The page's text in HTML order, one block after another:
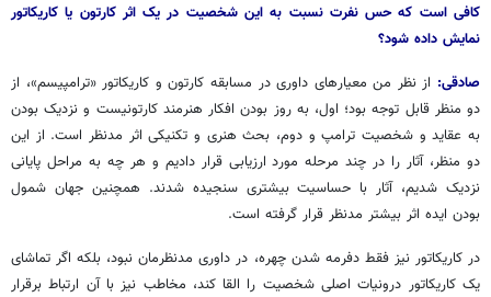
کافی است که حس نفرت نسبت به این شخصیت در یک اثر کارتون یا کاریکاتور
نمایش داده شود؟
صادقی: از نظر من معیارهای داوری در مسابقه کارتون و کاریکاتور «ترامپیسم»، از
دو منظر قابل توجه بود؛ اول، به روز بودن افکار هنرمندکارتونیست و نزدیک بودن
به عقاید و شخصیت ترامپ و دوم، بحث هنری و تکنیکی اثر مدنظر است. از این
دو منظر، آثار را در چند مرحله مورد ارزیابی قرار دادیم و هر چه به مراحل پایانی
نزدیک شدیم، آثار با حساسیت بیشتری سنجیده شدند. همچنین جهان شمول
بودن ایده اثر بیشتر مدنظر قرار گرفته است.
در کاریکاتور نیز فقطدفرمه شدن چهره، در داوری مدنظرمان نبود، بلکه اگر تماشای
یک کاریکاتور درونیات اصلی شخصیت را القا کند، مخاطب نیز با آن ارتباط برقرار